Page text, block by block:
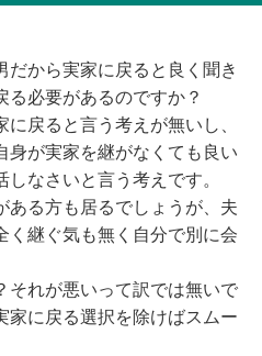
から実家に戻ると良く聞き
る必要があるのですか？
戻ると言う考えが無いし、
が実家を継がなくても良い
なさいと言う考えです。
る方も居るでしょうが、夫
く継ぐ気も無く自分で別に会
それが悪いって訳では無いで
に戻る選択を除けばスムー